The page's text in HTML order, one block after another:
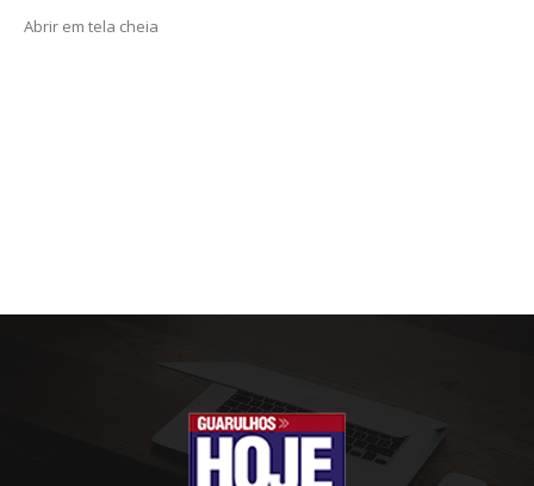
Abrir em tela cheia